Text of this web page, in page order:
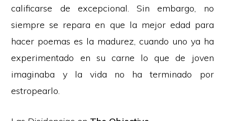
calificarse de excepcional. Sin embargo, no
siempre se repara en que la mejor edad para
hacer poemas es la madurez, cuando uno ya ha
experimentado en su carne lo que de joven
imaginaba y la vida no ha terminado por
estropearlo.